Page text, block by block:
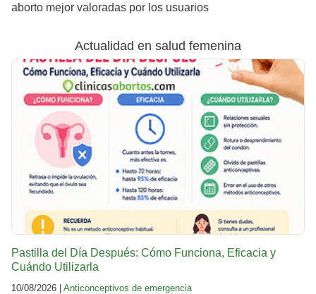
aborto mejor valoradas por los usuarios
Actualidad en salud femenina
Pastilla del Día Después: Cómo Funciona, Eficacia y
Cuándo Utilizarla
10/08/2026 | Anticonceptivos de emergencia